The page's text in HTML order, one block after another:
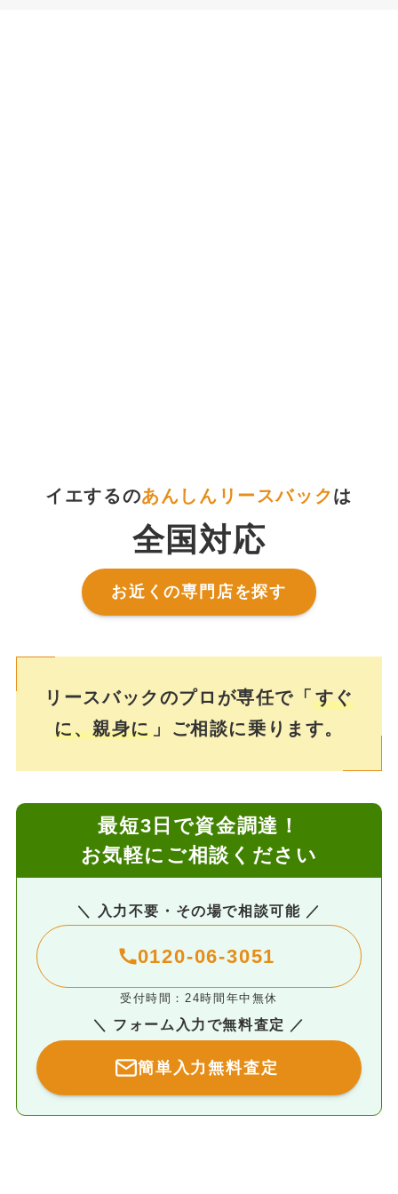
イエするのあんしんリースバックは
全国対応
お近くの専門店を探す
リースバックのプロが専任で「 すぐ
に、親身に」ご相談に乗ります。
最短3日で資金調達！
お気軽にご相談ください
＼ 入力不要・その場で相談可能 ／
0120-06-3051
受付時間：24時間年中無休
＼ フォーム入力で無料査定 ／
簡単入力無料査定